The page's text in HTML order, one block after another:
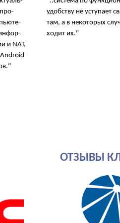
про­
ин­фор­
и NAT,
Android-
удобст­ву не усту­па­ет
там, а в не­ко­то­рых
хо­дит их."
ОТЗЫВЫ